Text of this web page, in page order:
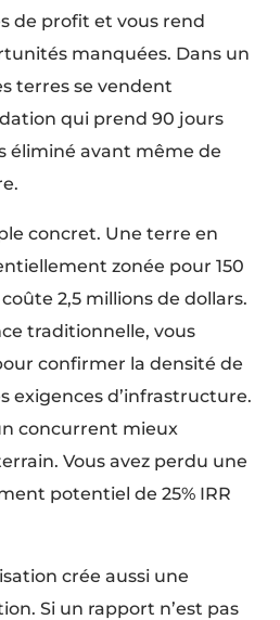
de profit et vous rend
manquées. Dans un
terres se vendent
qui prend 90 jours
éliminé avant même de
concret. Une terre en
zonée pour 150
2,5 millions de dollars.
traditionnelle, vous
confirmer la densité de
exigences d’infrastructure.
concurrent mieux
Vous avez perdu une
potentiel de 25% IRR
crée aussi une
Si un rapport n’est pas